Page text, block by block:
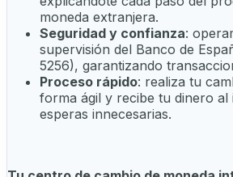
moneda extranjera.
Seguridad y confianza:
supervisión del Banco de
5256), garantizando
Proceso rápido: realiza tu
forma ágil y recibe tu dinero al
esperas innecesarias.